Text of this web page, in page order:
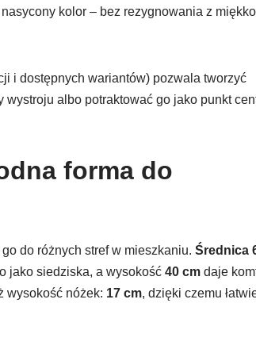
kolor – bez rezygnowania z
i dostępnych wariantów) pozwala tworzyć
albo potraktować go jako punkt
forma do
do różnych stref w mieszkaniu. Średnica
jako siedziska, a wysokość 40 cm daje
wysokość nóżek: 17 cm, dzięki czemu